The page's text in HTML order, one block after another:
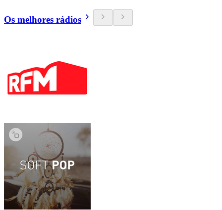
Os melhores rádios